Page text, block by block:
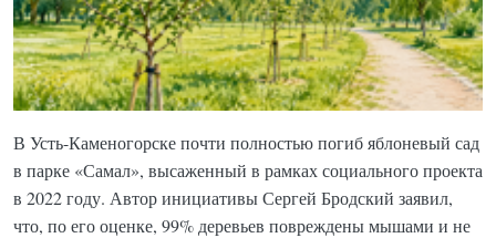
В Усть-Каменогорске почти полностью погиб яблоневый сад
в парке «Самал», высаженный в рамках социального проекта
в 2022 году. Автор инициативы Сергей Бродский заявил,
что, по его оценке, 99% деревьев повреждены мышами и не